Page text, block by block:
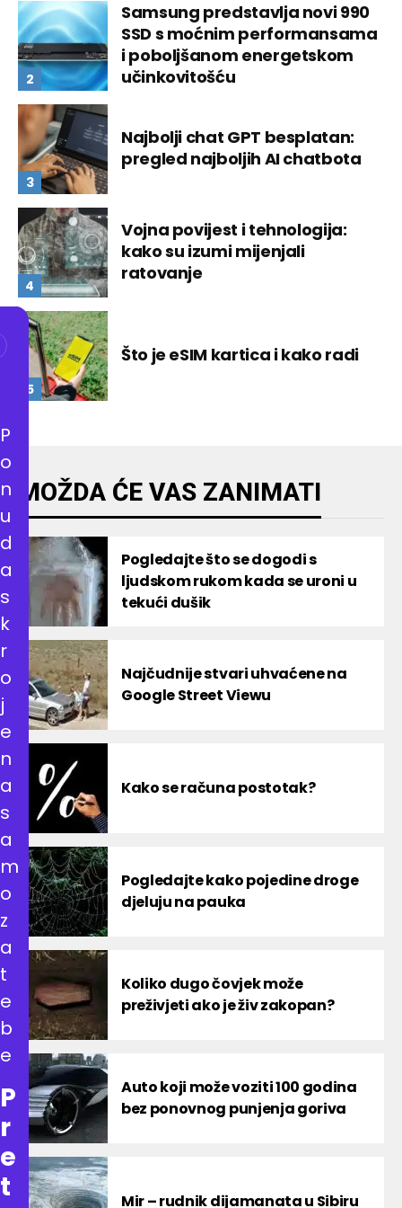
Samsung predstavlja novi 990
SSD s moćnim performansama
i poboljšanom energetskom
učinkovitošću
Najbolji chat GPT besplatan:
pregled najboljih AI chatbota
Vojna povijest i tehnologija:
kako su izumi mijenjali
ratovanje
Što je eSIM kartica i kako radi
MOŽDA ĆE VAS ZANIMATI
Pogledajte što se dogodi s
ljudskom rukom kada se uroni u
tekući dušik
Najčudnije stvari uhvaćene na
Google Street Viewu
Kako se računa postotak?
Pogledajte kako pojedine droge
djeluju na pauka
Koliko dugo čovjek može
preživjeti ako je živ zakopan?
Auto koji može voziti 100 godina
bez ponovnog punjenja goriva
Mir – rudnik dijamanata u Sibiru
P
o
n
u
d
a
s
k
r
o
j
e
n
a
s
a
m
o
z
a
t
e
b
e
P
r
e
t